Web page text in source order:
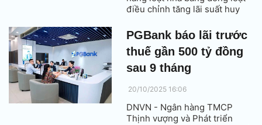
điều chỉnh tăng lãi suất huy
PGBank báo lãi trước
thuế gần 500 tỷ đồng
sau 9 tháng
20/10/2025 16:06
DNVN - Ngân hàng TMCP
Thịnh vượng và Phát triển